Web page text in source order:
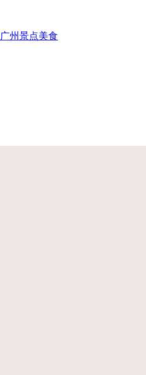
广州景点美食